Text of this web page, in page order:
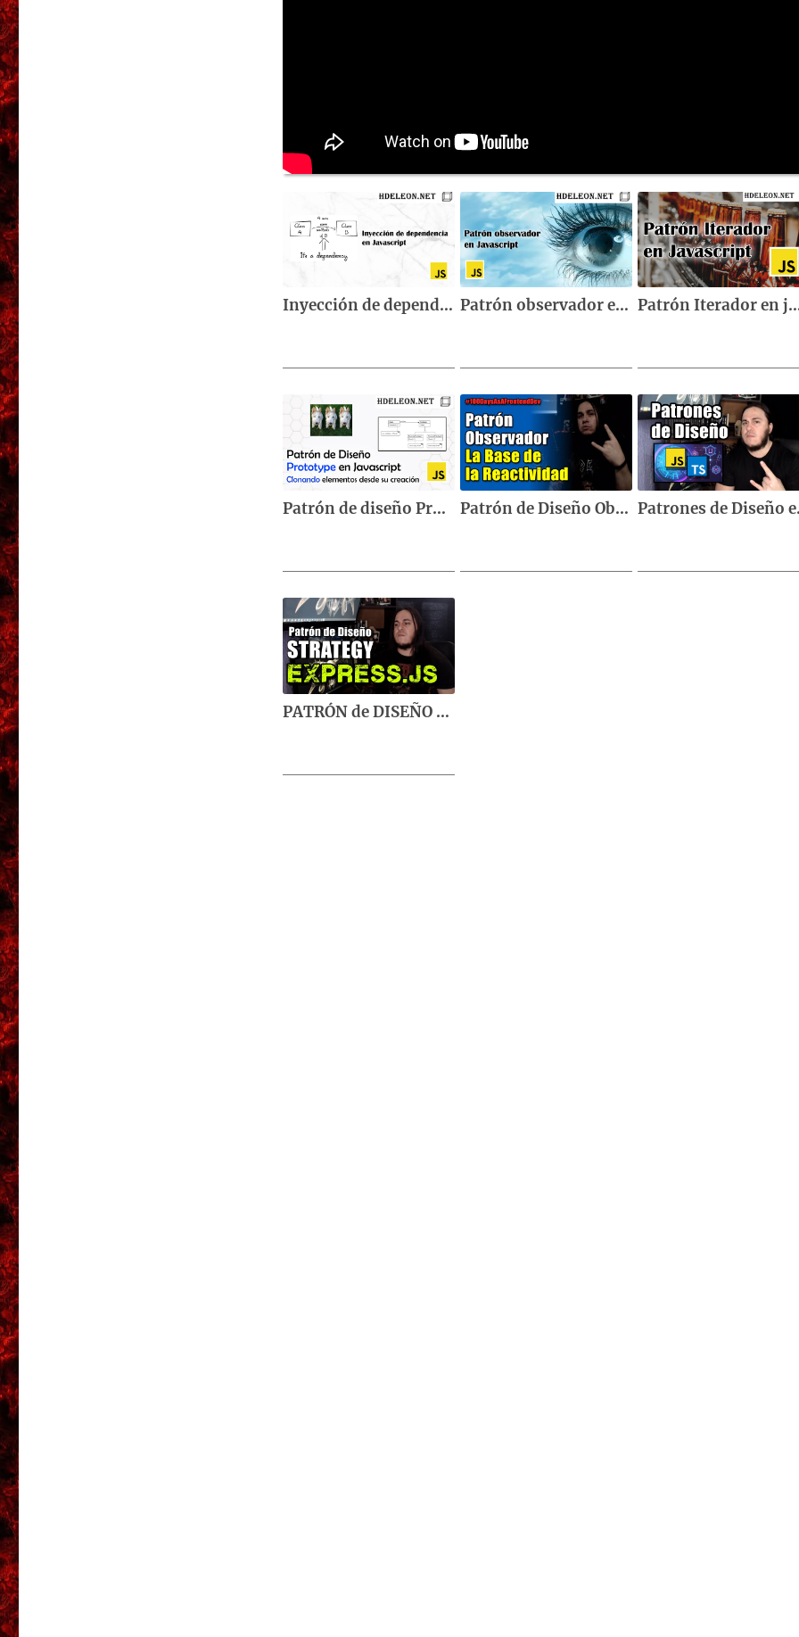
Inyección de dependencia en Javascript 💉 Patrón observador en Javascript 👀 Patrón Iterador en javascript, a
Patrón de diseño Prototype en javascript, creando objetos a partir de otros ya existentes Patrón de Diseño Observador 👀 | La BASE del Paradigma de Programación Reactivo
PATRÓN de DISEÑO STRATEGY en EXPRESS JS